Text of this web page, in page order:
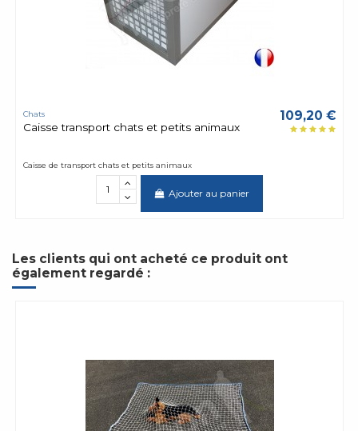
Chats
Caisse transport chats et petits animaux
109,20 €
Caisse de transport chats et petits animaux
Ajouter au panier
Les clients qui ont acheté ce produit ont
également regardé :